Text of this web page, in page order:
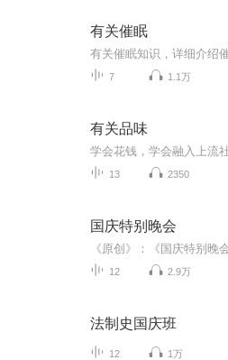
有关催眠
7 1.1万
有关品味
学会花钱，学会融入上流
13 2350
国庆特别晚会
12 2.9万
法制史国庆班
12 1万